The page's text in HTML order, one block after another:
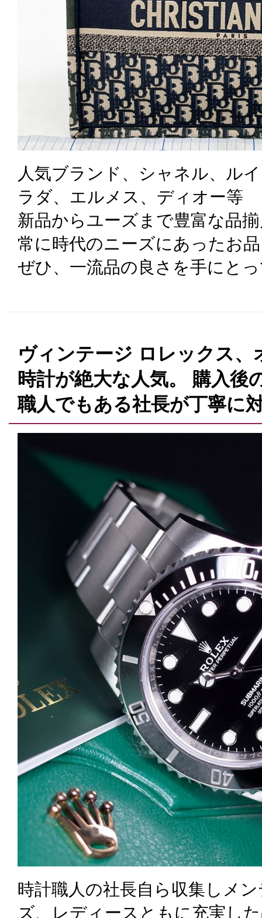
人気ブランド、シャネル、ル
ラダ、エルメス、ディオー等
新品からユーズまで豊富な品
常に時代のニーズにあったお
ぜひ、一流品の良さを手にと
ヴィンテージ ロレックス
時計が絶大な人気。 購入後
職人でもある社長が丁寧に
時計職人の社長自ら収集しメ
ズ、レディースともに充実し